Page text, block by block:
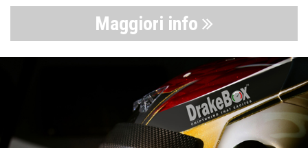
Maggiori info